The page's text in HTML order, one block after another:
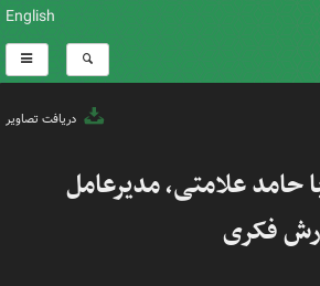
English
دریافت تصاویر
علامتی، مدیرعامل
فکری